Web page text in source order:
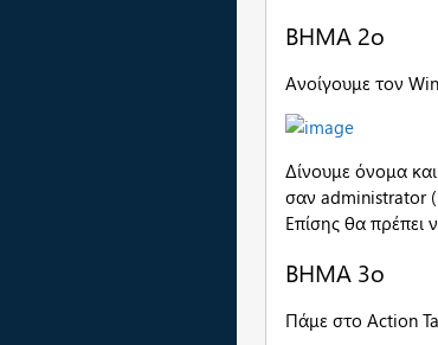
ΒΗΜΑ 2ο
Ανοίγουμε τον
Δίνουμε όνομα
σαν administrator (
Επίσης θα πρέπει
ΒΗΜΑ 3ο
Πάμε στο Action